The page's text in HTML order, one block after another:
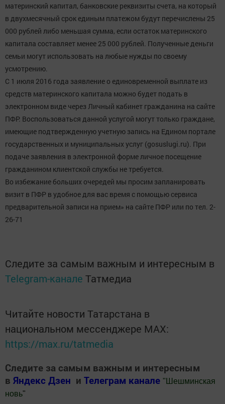
материнский капитал, банковские реквизиты счета, на который
в двухмесячный срок единым платежом будут перечислены 25
000 рублей либо меньшая сумма, если остаток материнского
капитала составляет менее 25 000 рублей. Полученные деньги
семьи могут использовать на любые нужды по своему
усмотрению.
С 1 июля 2016 года заявление о единовременной выплате из
средств материнского капитала можно будет подать в
электронном виде через Личный кабинет гражданина на сайте
ПФР. Воспользоваться данной услугой могут только граждане,
имеющие подтвержденную учетную запись на Едином портале
государственных и муниципальных услуг (gosuslugi.ru). При
подаче заявления в электронной форме личное посещение
гражданином клиентской службы не требуется.
Во избежание больших очередей мы просим запланировать
визит в ПФР в удобное для вас время с помощью сервиса
предварительной записи на прием» на сайте ПФР или по тел. 2-
26-71
Следите за самым важным и интересным в
Telegram-канале Татмедиа
Читайте новости Татарстана в
национальном мессенджере MАХ:
https://max.ru/tatmedia
Следите за самым важным и интересным
в Яндекс Дзен и Телеграм канале " Шешминская
новь"